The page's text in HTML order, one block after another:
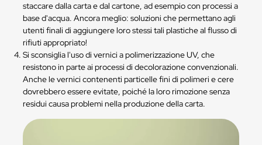
staccare dalla carta e dal cartone, ad esempio con processi a
base d'acqua. Ancora meglio: soluzioni che permettano agli
utenti finali di aggiungere loro stessi tali plastiche al flusso di
rifiuti appropriato!
Si sconsiglia l'uso di vernici a polimerizzazione UV, che
resistono in parte ai processi di decolorazione convenzionali.
Anche le vernici contenenti particelle fini di polimeri e cere
dovrebbero essere evitate, poiché la loro rimozione senza
residui causa problemi nella produzione della carta.